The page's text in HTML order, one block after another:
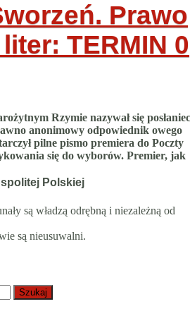
Prawo
TERMIN 0
Rzymie nazywał się posłaniec
anonimowy odpowiednik owego
pilne pismo premiera do Poczty
się do wyborów. Premier, jak
Polskiej
są władzą odrębną i niezależną od
są nieusuwalni.